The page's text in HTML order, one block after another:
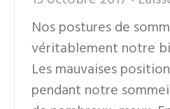
Nos postures de
véritablement notre
Les mauvaises
pendant notre